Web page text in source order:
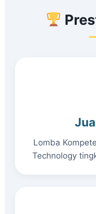
Lomba
Technology